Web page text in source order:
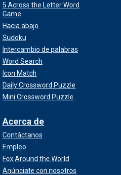
5 Across the Letter Word
Game
Hacia abajo
Sudoku
Intercambio de palabras
Word Search
Icon Match
Daily Crossword Puzzle
Mini Crossword Puzzle
Acerca de
Contáctanos
Empleo
Fox Around the World
Anúnciate con nosotros